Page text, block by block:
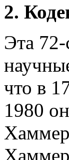
2.
Эта
что в
1980